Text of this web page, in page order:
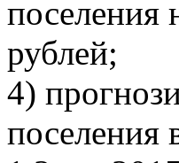
поселения
рублей;
4)
поселения